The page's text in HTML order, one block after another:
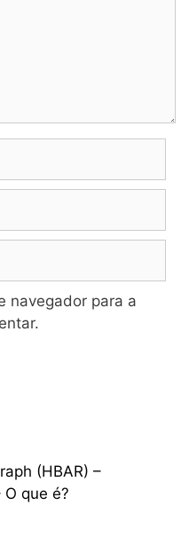
navegador para a
(HBAR) –
que é?